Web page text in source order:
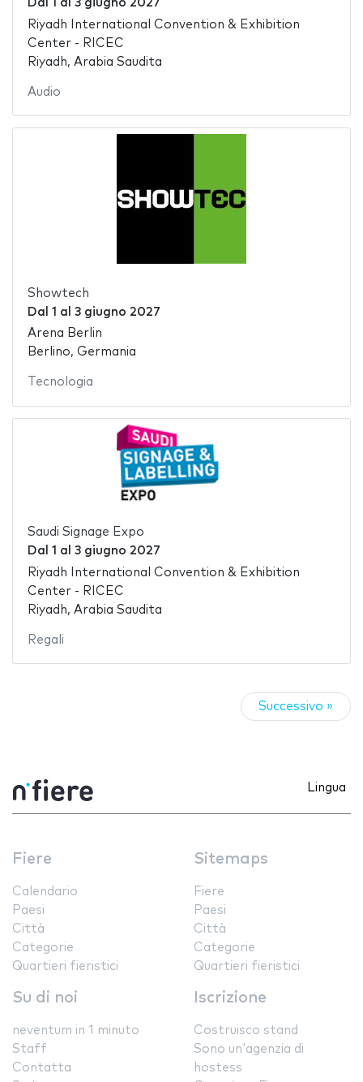
Dal 1 al 3 giugno 2027
Riyadh International Convention & Exhibition
Center - RICEC
Riyadh, Arabia Saudita
Audio
Showtech
Dal 1 al 3 giugno 2027
Arena Berlin
Berlino, Germania
Tecnologia
Saudi Signage Expo
Dal 1 al 3 giugno 2027
Riyadh International Convention & Exhibition
Center - RICEC
Riyadh, Arabia Saudita
Regali
Successivo »
Lingua
Fiere
Calendario
Paesi
Città
Categorie
Quartieri fieristici
Sitemaps
Fiere
Paesi
Città
Categorie
Quartieri fieristici
Su di noi
neventum in 1 minuto
Staff
Contatta
Iscrizione
Costruisco stand
Sono un'agenzia di
hostess